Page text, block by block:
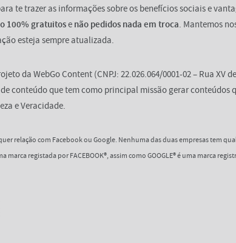
te trazer as informações sobre os benefícios sociais e
100% gratuitose não pedidos nada em troca. Mantemos
esteja sempre atualizada.
da WebGo Content (CNPJ: 22.026.064/0001-02 – Rua XV
conteúdo que tem como principal missão gerar conteúdos
e Veracidade.
relação com Facebook ou Google. Nenhuma das duas empresas tem
marca registada por FACEBOOK®, assim como GOOGLE® é uma marca